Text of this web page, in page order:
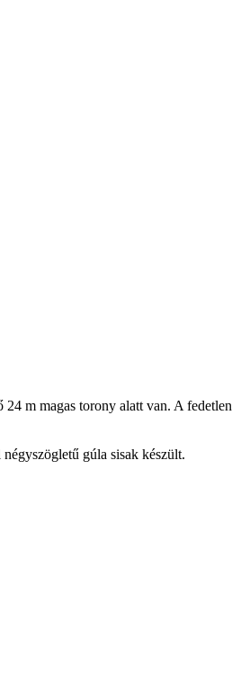
m magas torony alatt van. A
gúla sisak készült.